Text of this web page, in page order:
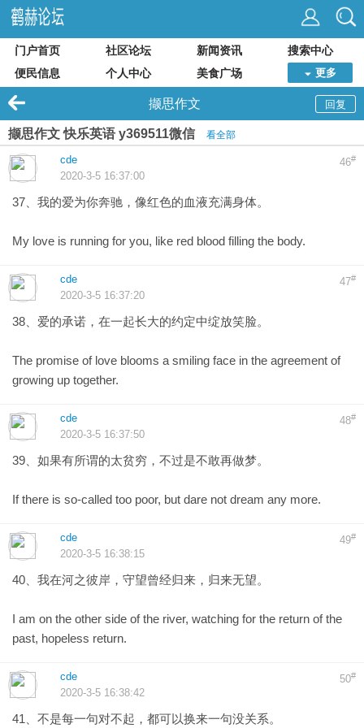
门户首页 社区论坛 新闻资讯
搜索中心
便民信息
个人中心 美食广场 更多
回复
撷思作文
撷思作文 快乐英语 y369511微信 看全部
46#
cde
2020-3-5 16:37:00
37、我的爱为你奔驰，像红色的血液充满身体。
My love is running for you, like red blood filling the body.
47#
cde
2020-3-5 16:37:20
38、爱的承诺，在一起长大的约定中绽放笑脸。
The promise of love blooms a smiling face in the agreement of
growing up together.
48#
cde
2020-3-5 16:37:50
39、如果有所谓的太贫穷，不过是不敢再做梦。
If there is so-called too poor, but dare not dream any more.
49#
cde
2020-3-5 16:38:15
40、我在河之彼岸，守望曾经归来，归来无望。
I am on the other side of the river, watching for the return of the
past, hopeless return.
50#
cde
2020-3-5 16:38:42
41、不是每一句对不起，都可以换来一句没关系。